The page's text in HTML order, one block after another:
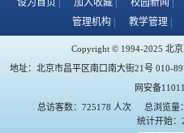
设为首页 加入收藏 校园新闻
管理机构
教学管理
Copyright © 1994-2025 北
地址：北京市昌平区南口南大街21号 010-
网安备
总访客数：725178 人次
总浏览量
统计开始：